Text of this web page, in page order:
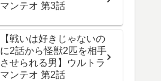
マンテオ 第3話
【戦いは好きじゃないの
に2話から怪獣2匹を相手
させられる男】ウルトラ
マンテオ 第2話